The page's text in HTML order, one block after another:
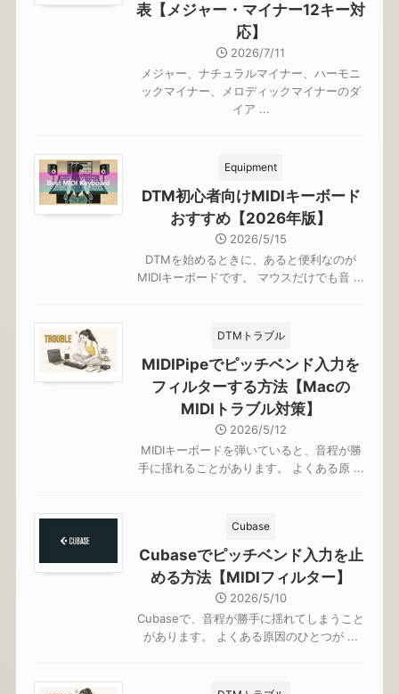
表【メジャー・マイナー12キー対
応】
2026/7/11
メジャー、ナチュラルマイナー、ハーモニ
ックマイナー、メロディックマイナーのダ
イア ...
Equipment
DTM初心者向けMIDIキーボード
おすすめ【2026年版】
2026/5/15
DTMを始めるときに、あると便利なのが
MIDIキーボードです。 マウスだけでも音 ...
DTMトラブル
MIDIPipeでピッチベンド入力を
フィルターする方法【Macの
MIDIトラブル対策】
2026/5/12
MIDIキーボードを弾いていると、音程が勝
手に揺れることがあります。 よくある原 ...
Cubase
Cubaseでピッチベンド入力を止
める方法【MIDIフィルター】
2026/5/10
Cubaseで、音程が勝手に揺れてしまうこと
があります。 よくある原因のひとつが ...